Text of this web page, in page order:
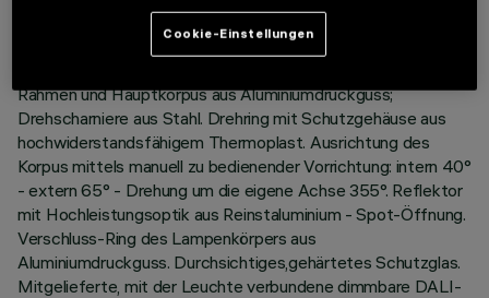
Einbau-Leuchte mit schwenkbarer, herausziehbarer LED-
Rahmen und Hauptkorpus aus Aluminiumdruckguss;
Drehscharniere aus Stahl. Drehring mit Schutzgehäuse aus
hochwiderstandsfähigem Thermoplast. Ausrichtung des
Korpus mittels manuell zu bedienender Vorrichtung: intern 40°
- extern 65° - Drehung um die eigene Achse 355°. Reflektor
mit Hochleistungsoptik aus Reinstaluminium - Spot-Öffnung.
Verschluss-Ring des Lampenkörpers aus
Aluminiumdruckguss. Durchsichtiges,gehärtetes Schutzglas.
Mitgelieferte, mit der Leuchte verbundene dimmbare DALI-
Cookie-Einstellungen